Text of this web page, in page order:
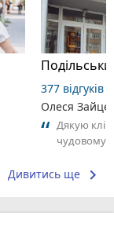
377 відгуків
Олеся
Дякую
чудовому
Дивитись ще keyboard_arrow_right